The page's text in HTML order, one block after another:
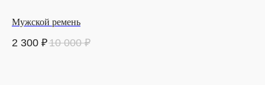
Мужской ремень
2 300 ₽10 000 ₽